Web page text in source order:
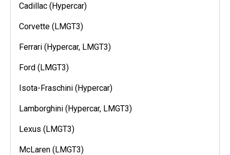
Cadillac (Hypercar)
Corvette (LMGT3)
Ferrari (Hypercar, LMGT3)
Ford (LMGT3)
Isota-Fraschini (Hypercar)
Lamborghini (Hypercar, LMGT3)
Lexus (LMGT3)
McLaren (LMGT3)